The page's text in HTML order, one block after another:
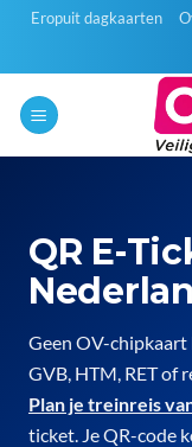
inhoud
Eropuit dagkaarten
QR E-
Geen OV-chipkaart
GVB, HTM, RET of
Plan je treinreis
ticket. Je QR-code